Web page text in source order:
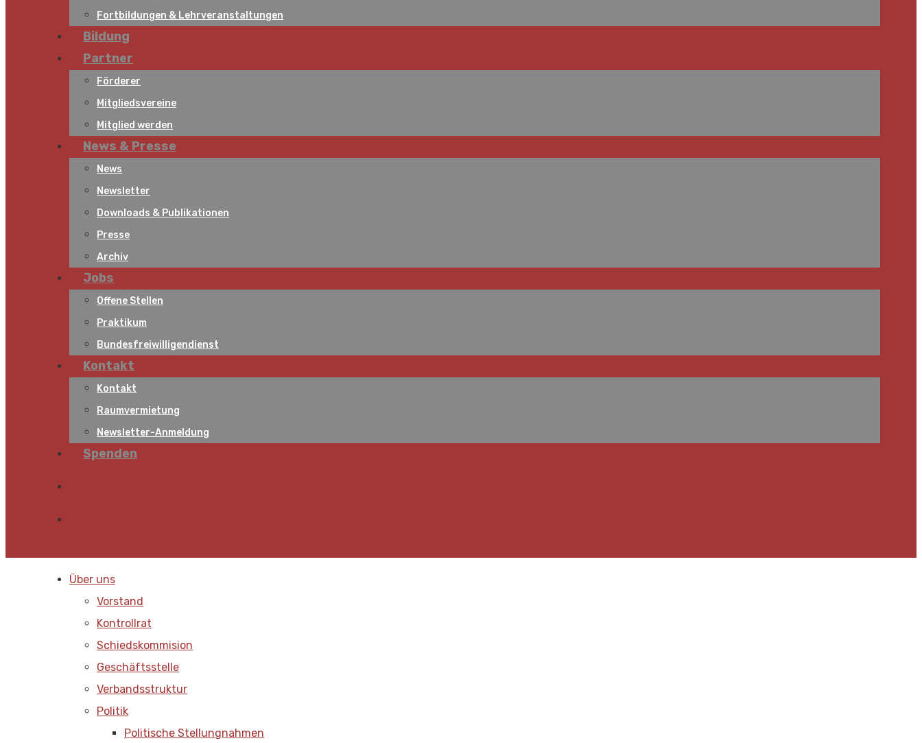
Fortbildungen & Lehrveranstaltungen
Bildung
Partner
Förderer
Mitgliedsvereine
Mitglied werden
News & Presse
News
Newsletter
Downloads & Publikationen
Presse
Archiv
Jobs
Offene Stellen
Praktikum
Bundesfreiwilligendienst
Kontakt
Kontakt
Raumvermietung
Newsletter-Anmeldung
Spenden
Über uns
Vorstand
Kontrollrat
Schiedskommision
Geschäftsstelle
Verbandsstruktur
Politik
Politische Stellungnahmen